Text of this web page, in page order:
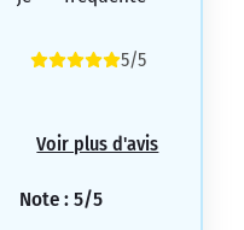
5/5
Voir plus d'avis
Note : 5/5